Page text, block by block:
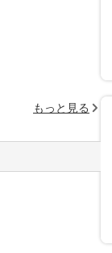
もっと見る